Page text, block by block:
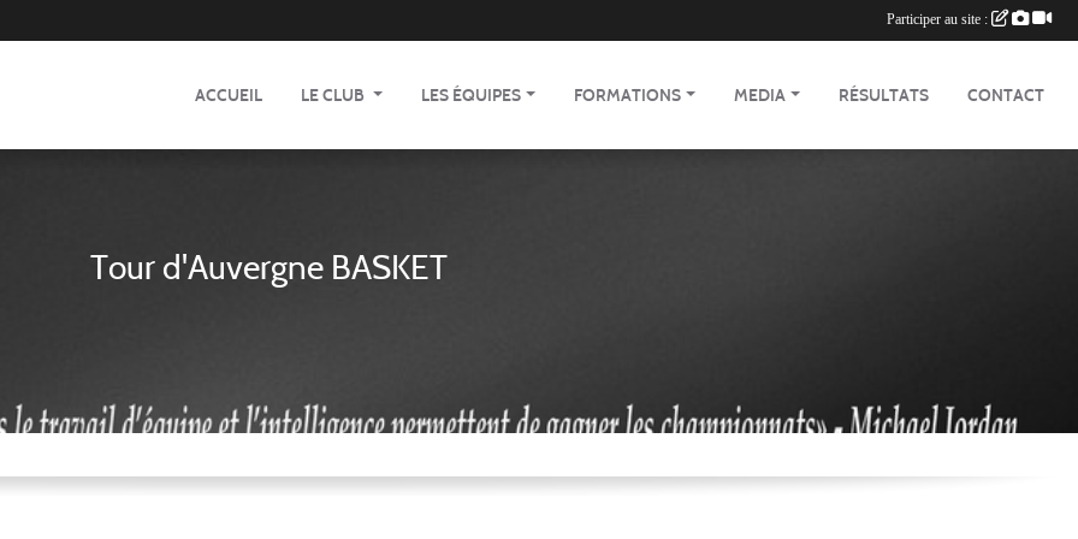
ACCUEIL LE CLUB LES ÉQUIPES FORMATIONS MEDIA RÉSULTATS CONTACT
Tour d'Auvergne BASKET
Participer au site :